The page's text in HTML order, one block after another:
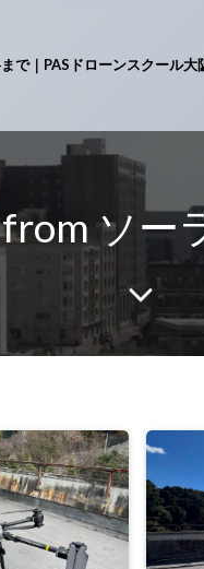
で｜PASドローンスクール大
ソー